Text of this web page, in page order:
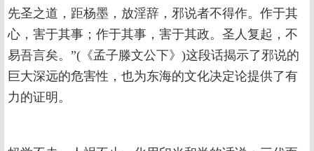
先圣之道，距杨墨，放淫辞，邪说者不得作。作于其
心，害于其事；作于其事，害于其政。圣人复起，不
易吾言矣。”(《孟子滕文公下》)这段话揭示了邪说的
巨大深远的危害性，也为东海的文化决定论提供了有
力的证明。